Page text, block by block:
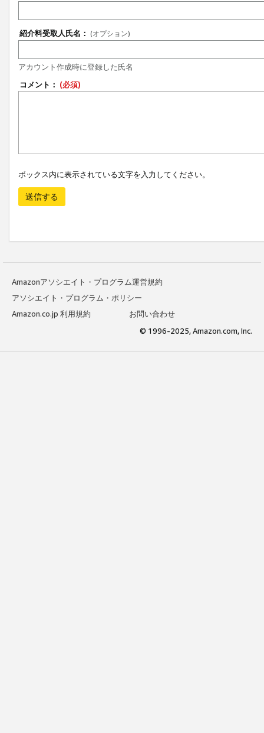
紹介料受取人氏名： (オプション)
アカウント作成時に登録した氏名
コメント： (必須)
ボックス内に表示されている文字を入力してください。
送信する
Amazonアソシエイト・プログラム運営規約
アソシエイト・プログラム・ポリシー
Amazon.co.jp 利用規約
お問い合わせ
© 1996-2025, Amazon.com, Inc.